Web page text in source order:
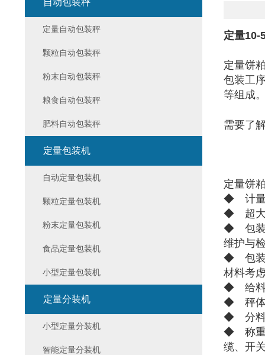
定量10-
定量饼
包装工
等组成
需要了
定量饼
◆ 计量
◆ 超大
◆ 包装
维护与
◆ 包装
材料考
◆ 给料
◆ 秤体
◆ 分料
◆ 称重
缆、开
自动包装秤
定量自动包装秤
颗粒自动包装秤
粉末自动包装秤
粮食自动包装秤
肥料自动包装秤
定量包装机
自动定量包装机
颗粒定量包装机
粉末定量包装机
食品定量包装机
小型定量包装机
定量分装机
小型定量分装机
智能定量分装机